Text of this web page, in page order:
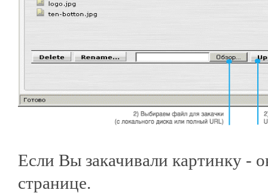
Если Вы закачивали картинку -
странице.